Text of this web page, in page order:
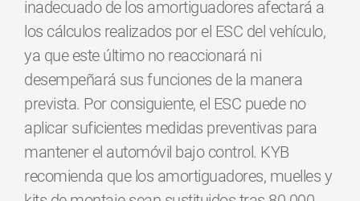
inadecuado de los amortiguadores afectará a
los cálculos realizados por el ESC del vehículo,
ya que este último no reaccionará ni
desempeñará sus funciones de la manera
prevista. Por consiguiente, el ESC puede no
aplicar suficientes medidas preventivas para
mantener el automóvil bajo control. KYB
recomienda que los amortiguadores, muelles y